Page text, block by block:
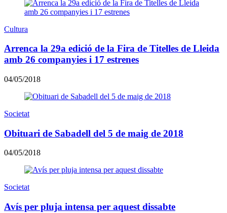
Cultura
Arrenca la 29a edició de la Fira de Titelles de Lleida
amb 26 companyies i 17 estrenes
04/05/2018
Societat
Obituari de Sabadell del 5 de maig de 2018
04/05/2018
Societat
Avís per pluja intensa per aquest dissabte